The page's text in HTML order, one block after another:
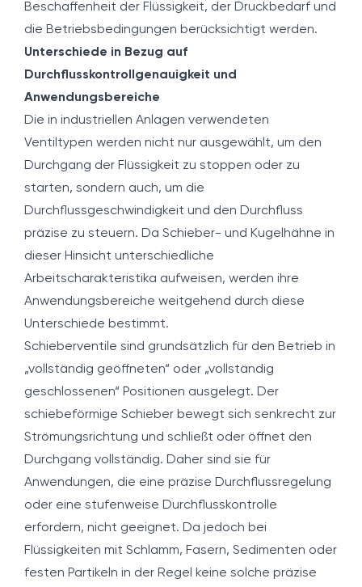
Beschaffenheit der Flüssigkeit, der Druckbedarf und
die Betriebsbedingungen berücksichtigt werden.
Unterschiede in Bezug auf
Durchflusskontrollgenauigkeit und
Anwendungsbereiche
Die in industriellen Anlagen verwendeten
Ventiltypen werden nicht nur ausgewählt, um den
Durchgang der Flüssigkeit zu stoppen oder zu
starten, sondern auch, um die
Durchflussgeschwindigkeit und den Durchfluss
präzise zu steuern. Da Schieber- und Kugelhähne in
dieser Hinsicht unterschiedliche
Arbeitscharakteristika aufweisen, werden ihre
Anwendungsbereiche weitgehend durch diese
Unterschiede bestimmt.
Schieberventile sind grundsätzlich für den Betrieb in
„vollständig geöffneten“ oder „vollständig
geschlossenen“ Positionen ausgelegt. Der
schiebeförmige Schieber bewegt sich senkrecht zur
Strömungsrichtung und schließt oder öffnet den
Durchgang vollständig. Daher sind sie für
Anwendungen, die eine präzise Durchflussregelung
oder eine stufenweise Durchflusskontrolle
erfordern, nicht geeignet. Da jedoch bei
Flüssigkeiten mit Schlamm, Fasern, Sedimenten oder
festen Partikeln in der Regel keine solche präzise